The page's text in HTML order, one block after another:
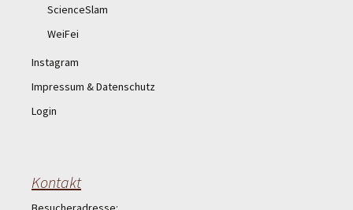
ScienceSlam
WeiFei
Instagram
Impressum & Datenschutz
Login
Kontakt